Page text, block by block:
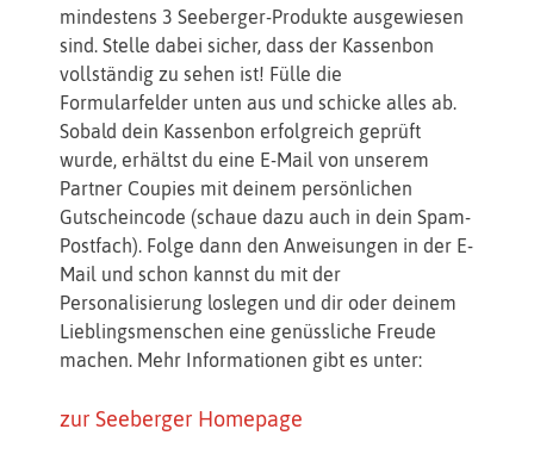
mindestens 3 Seeberger-Produkte ausgewiesen
sind. Stelle dabei sicher, dass der Kassenbon
vollständig zu sehen ist! Fülle die
Formularfelder unten aus und schicke alles ab.
Sobald dein Kassenbon erfolgreich geprüft
wurde, erhältst du eine E-Mail von unserem
Partner Coupies mit deinem persönlichen
Gutscheincode (schaue dazu auch in dein Spam-
Postfach). Folge dann den Anweisungen in der E-
Mail und schon kannst du mit der
Personalisierung loslegen und dir oder deinem
Lieblingsmenschen eine genüssliche Freude
machen. Mehr Informationen gibt es unter:
zur Seeberger Homepage